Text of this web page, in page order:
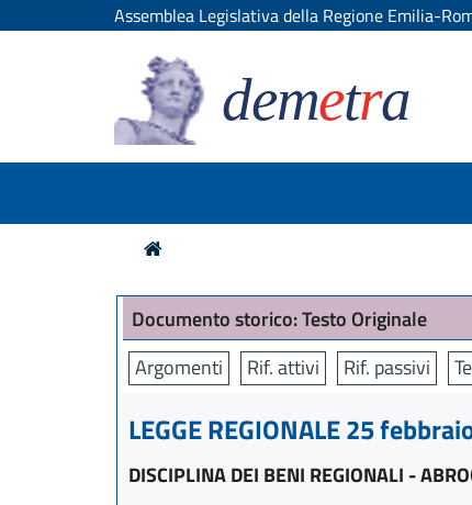
Assemblea Legislativa della Regione Emilia-
demetra
Documento storico: Testo Originale
Argomenti
Rif. attivi Rif. passivi
LEGGE REGIONALE 25
DISCIPLINA DEI BENI REGIONALI -